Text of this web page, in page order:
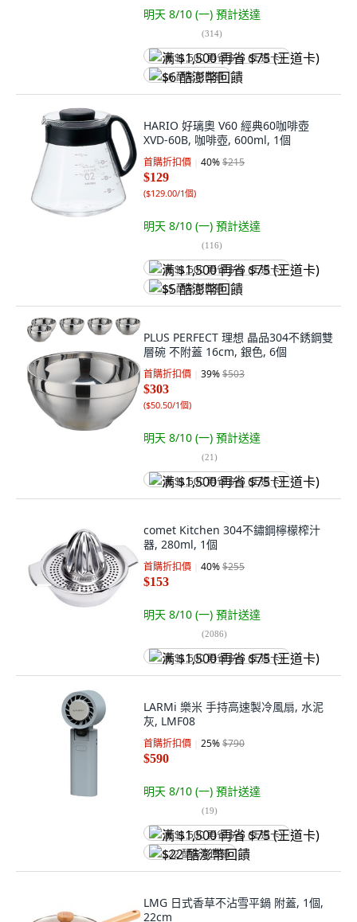
明天 8/10 (一) 預計送達
(314)
满 $1,500 再省 $75 (王道卡)
$6 酷澎幣回饋
HARIO 好璃奧 V60 經典60咖啡壺
XVD-60B, 咖啡壺, 600ml, 1個
首購折扣價 40%$215
$129
($129.00/1個)
明天 8/10 (一) 預計送達
(116)
满 $1,500 再省 $75 (王道卡)
$5 酷澎幣回饋
PLUS PERFECT 理想 晶品304不銹鋼雙
層碗 不附蓋 16cm, 銀色, 6個
首購折扣價 39%$503
$303
($50.50/1個)
明天 8/10 (一) 預計送達
(21)
满 $1,500 再省 $75 (王道卡)
comet Kitchen 304不鏽鋼檸檬榨汁
器, 280ml, 1個
首購折扣價 40%$255
$153
明天 8/10 (一) 預計送達
(2086)
满 $1,500 再省 $75 (王道卡)
LARMi 樂米 手持高速製冷風扇, 水泥
灰, LMF08
首購折扣價 25%$790
$590
明天 8/10 (一) 預計送達
(19)
满 $1,500 再省 $75 (王道卡)
$22 酷澎幣回饋
LMG 日式香草不沾雪平鍋 附蓋, 1個,
22cm